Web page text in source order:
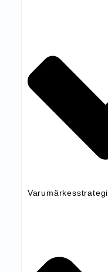
Varumärkesstrategi